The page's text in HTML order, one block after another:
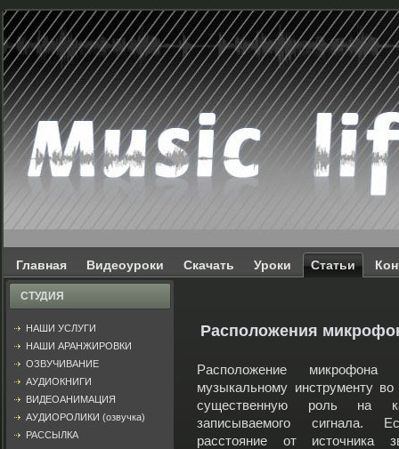
Главная Видеоуроки Скачать Уроки Статьи
СТУДИЯ
НАШИ УСЛУГИ
НАШИ АРАНЖИРОВКИ
ОЗВУЧИВАНИЕ
АУДИОКНИГИ
ВИДЕОАНИМАЦИЯ
АУДИОРОЛИКИ (озвучка)
РАССЫЛКА
Расположения
Расположение
музыкальному инструменту во
существенную роль на
записываемого сигнала.
расстояние от источника